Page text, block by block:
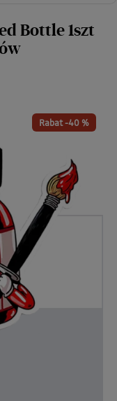
Bottle 1szt
Rabat -40 %